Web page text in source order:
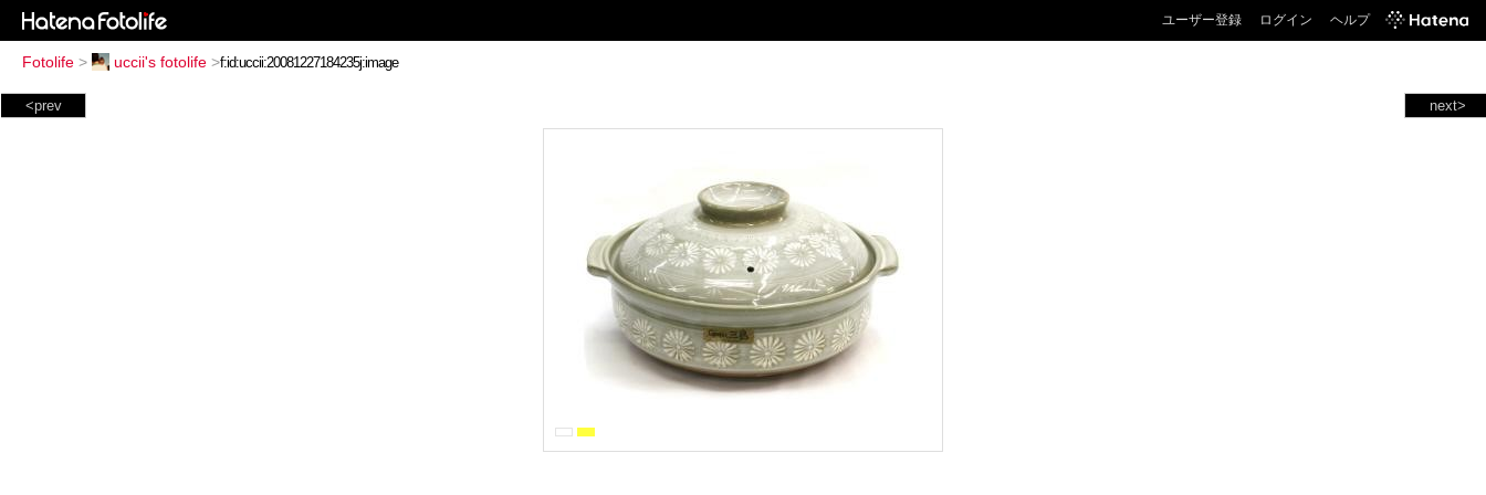
ユーザー登録 ログイン ヘルプ
Fotolife > uccii's fotolife >
next>
<prev